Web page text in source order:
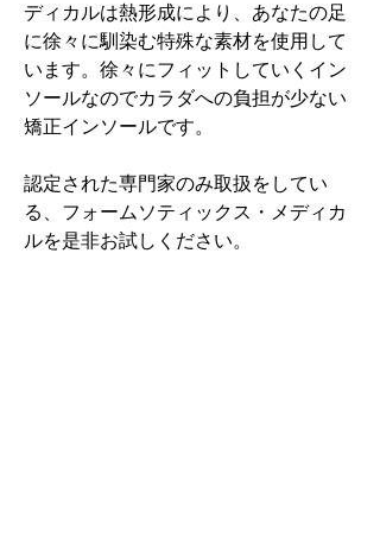
ディカルは熱形成により、あなたの足
に徐々に馴染む特殊な素材を使用して
います。徐々にフィットしていくイン
ソールなのでカラダへの負担が少ない
矯正インソールです。
認定された専門家のみ取扱をしてい
る、フォームソティックス・メディカ
ルを是非お試しください。